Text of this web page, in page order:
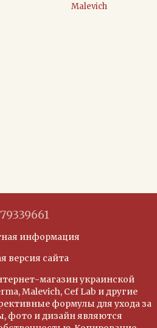
Malevich
информация
версия сайта
магазин украинской
Malevich, Cef Lab и другие
формулы для ухода за
фото и дизайн являются